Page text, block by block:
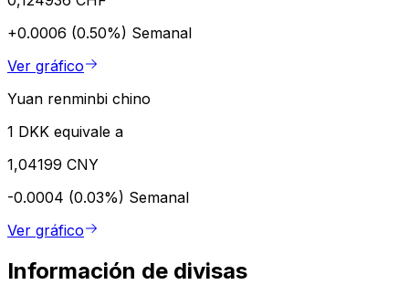
+0.0006 (0.50%) Semanal
Ver gráfico
Yuan renminbi chino
1 DKK equivale a
1,04199 CNY
-0.0004 (0.03%) Semanal
Ver gráfico
Información de divisas